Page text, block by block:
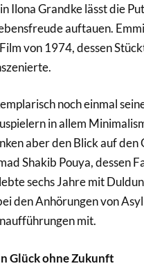
Ilona Grandke lässt die
auftauen.
von 1974, dessen
noch einmal
in allem
aber den Blick auf
Shakib Pouya, dessen
sechs Jahre mit
den Anhörungen von
mit.
Glück ohne Zukunft